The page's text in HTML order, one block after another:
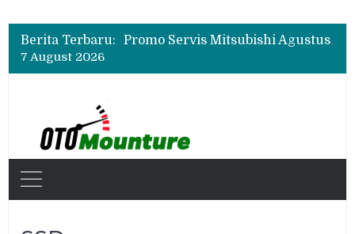
Berita Terbaru:
Bukan Cuma Layar 14,6 Inci, Ini Fitur Pintar Changan Nevo Q05 yang Dibanderol Rp309 Juta
Promo Servis Mitsubishi Agustus 2026, Ada Diskon ESP dan Bodi & Cat Kilau Merdeka
Bukan Cuma Layar 14,6 Inci, Ini Fitur Pintar Changan Nevo Q05 yang Dibanderol Rp309 Juta
7 August 2026